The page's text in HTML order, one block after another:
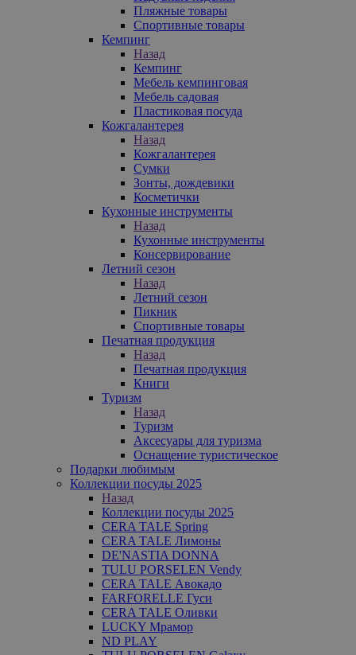
Пляжные товары
Спортивные товары
Кемпинг
Назад
Кемпинг
Мебель кемпинговая
Мебель садовая
Пластиковая посуда
Кожгалантерея
Назад
Кожгалантерея
Сумки
Зонты, дождевики
Косметички
Кухонные инструменты
Назад
Кухонные инструменты
Консервирование
Летний сезон
Назад
Летний сезон
Пикник
Спортивные товары
Печатная продукция
Назад
Печатная продукция
Книги
Туризм
Назад
Туризм
Аксесуары для туризма
Оснащение туристическое
Подарки любимым
Коллекции посуды 2025
Назад
Коллекции посуды 2025
CERA TALE Spring
CERA TALE Лимоны
DE'NASTIA DONNA
TULU PORSELEN Vendy
CERA TALE Авокадо
FARFORELLE Гуси
CERA TALE Оливки
LUCKY Мрамор
ND PLAY